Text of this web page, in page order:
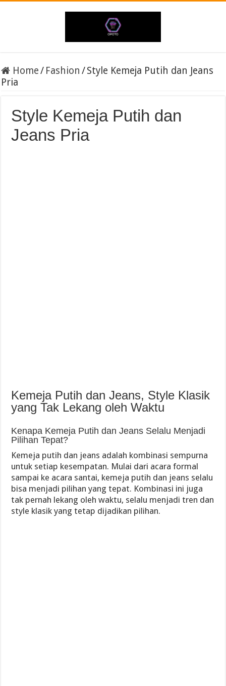
Home/ Fashion /Style Kemeja Putih dan Jeans
Pria
Style Kemeja Putih dan
Jeans Pria
Kemeja Putih dan Jeans, Style Klasik
yang Tak Lekang oleh Waktu
Kenapa Kemeja Putih dan Jeans Selalu Menjadi
Pilihan Tepat?
Kemeja putih dan jeans adalah kombinasi sempurna
untuk setiap kesempatan. Mulai dari acara formal
sampai ke acara santai, kemeja putih dan jeans selalu
bisa menjadi pilihan yang tepat. Kombinasi ini juga
tak pernah lekang oleh waktu, selalu menjadi tren dan
style klasik yang tetap dijadikan pilihan.